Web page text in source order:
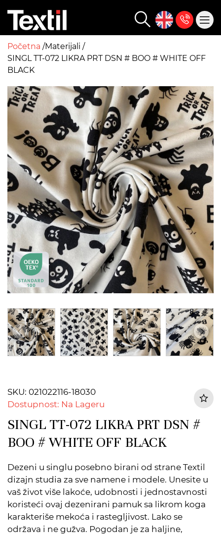
Početna Materijali
SINGL TT-072 LIKRA PRT DSN # BOO # WHITE OFF
BLACK
SKU: 021022116-18030
Dostupnost: Na Lageru
SINGL TT-072 LIKRA PRT DSN #
BOO # WHITE OFF BLACK
Dezeni u singlu posebno birani od strane Textil
dizajn studia za sve namene i modele. Unesite u
vaš život više lakoće, udobnosti i jednostavnosti
koristeći ovaj dezenirani pamuk sa likrom koga
karakteriše mekoća i rastegljivost. Lako se
održava i ne gužva. Pogodan je za haljine,